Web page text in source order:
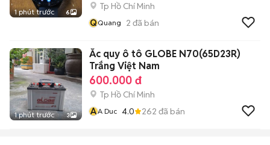
1 phút trước 6
Tp Hồ Chí Minh
QQuang 2 đã bán
1 phút trước 3
Ắc quy ô tô GLOBE N70(65D23R)
Trắng Việt Nam
600.000 đ
Tp Hồ Chí Minh
AA Duc 4.0 262 đã bán